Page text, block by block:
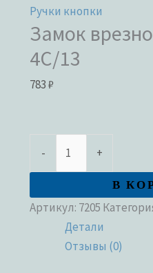
Ручки кнопки
Замок
4С/13
783₽
- +
В
Артикул: 7205
Детали
Отзывы (0)